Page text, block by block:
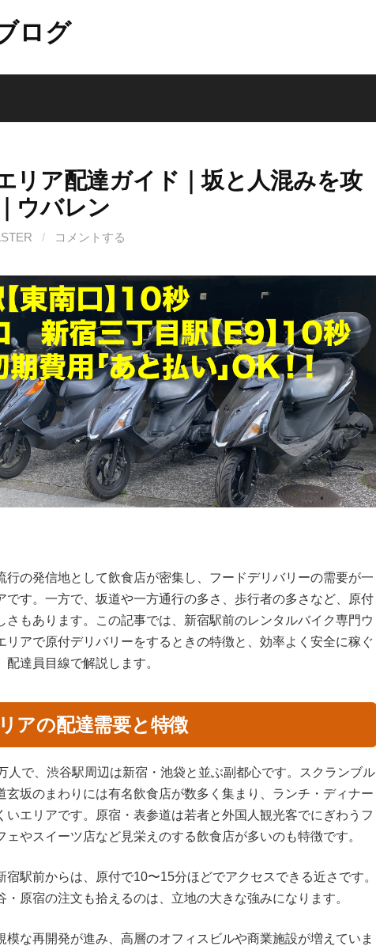
ログ
リア配達ガイド｜坂と人混みを攻
ウバレン
/ コメントする
行の発信地として飲食店が密集し、フードデリバリーの需要が一
です。一方で、坂道や一方通行の多さ、歩行者の多さなど、原付
さもあります。この記事では、新宿駅前のレンタルバイク専門ウ
リアで原付デリバリーをするときの特徴と、効率よく安全に稼ぐ
達員目線で解説します。
アの配達需要と特徴
人で、渋谷駅周辺は新宿・池袋と並ぶ副都心です。スクランブル
玄坂のまわりには有名飲食店が数多く集まり、ランチ・ディナー
いエリアです。原宿・表参道は若者と外国人観光客でにぎわうフ
ェやスイーツ店など見栄えのする飲食店が多いのも特徴です。
宿駅前からは、原付で10〜15分ほどでアクセスできる近さです。
・原宿の注文も拾えるのは、立地の大きな強みになります。
模な再開発が進み、高層のオフィスビルや商業施設が増えていま